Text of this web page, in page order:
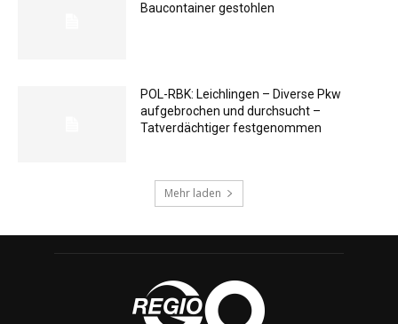
Baucontainer gestohlen
POL-RBK: Leichlingen – Diverse Pkw
aufgebrochen und durchsucht –
Tatverdächtiger festgenommen
Mehr laden